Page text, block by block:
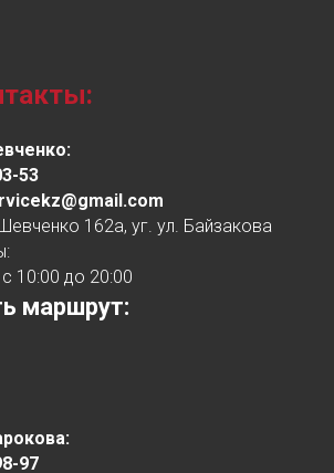
53
162а, уг. ул. Байзакова
10:00 до 20:00
маршрут:
97